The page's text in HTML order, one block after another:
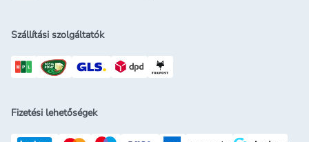
Szállítási szolgáltatók
Fizetési lehetőségek